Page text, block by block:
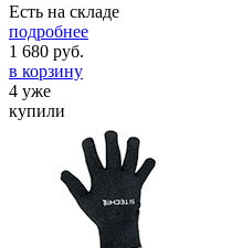
Есть на складе
подробнее
1 680 руб.
в корзину
4 уже
купили